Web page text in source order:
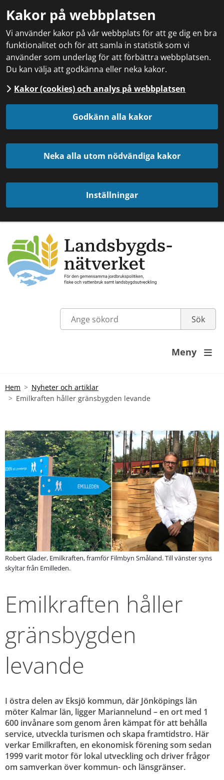
Kakor på webbplatsen
Vi använder kakor på vår webbplats för att ge dig en bra
funktionalitet och för att samla in statistik som vi
använder som underlag för att förbättra webbplatsen.
Du kan välja att godkänna eller neka kakor.
Kakor (cookies) och analys på webbplatsen
Godkänn alla kakor
Neka alla utom nödvändiga kakor
Inställningar
Meny 
Hem
Nyheter och artiklar
Emilkraften håller gränsbygden levande
Robert Glader, Emilkraften, framför Filmbyn Småland. Till vänster syns
skyltar från Emilleden.
Emilkraften håller
gränsbygden
levande
I östra delen av Eksjö kommun, där Jönköpings län
möter Kalmar län, ligger Mariannelund – en ort med 1
600 invånare som genom åren kämpat för att behålla
service, utveckla turismen och skapa framtidstro. Här
verkar Emilkraften, en ekonomisk förening som sedan
1999 varit motor för lokal utveckling och driver frågor
om samverkan över kommun- och länsgränser.